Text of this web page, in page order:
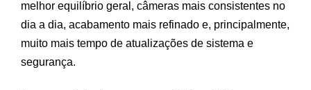
melhor equilíbrio geral, câmeras mais consistentes no
dia a dia, acabamento mais refinado e, principalmente,
muito mais tempo de atualizações de sistema e
segurança.